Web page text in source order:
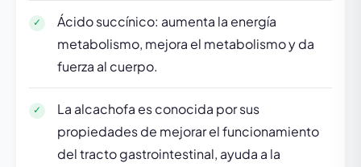
Ácido succínico: aumenta la energía
metabolismo, mejora el metabolismo y da
fuerza al cuerpo.
La alcachofa es conocida por sus
propiedades de mejorar el funcionamiento
del tracto gastrointestinal, ayuda a la